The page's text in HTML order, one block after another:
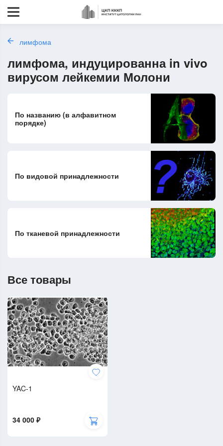
лимфома
лимфома, индуцированна in vivo
вирусом лейкемии Молони
По названию (в алфавитном
порядке)
По видовой принадлежности
По тканевой принадлежности
Все товары
YAC-1
34 000 ₽